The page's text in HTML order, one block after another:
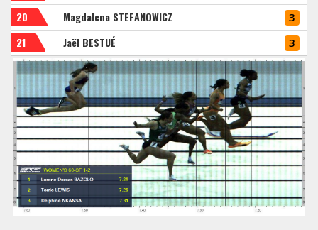
20 Magdalena STEFANOWICZ 3
21 Jaël BESTUÉ 3